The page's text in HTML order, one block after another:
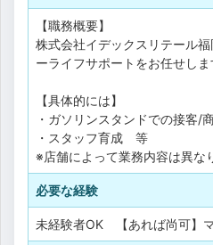
【職務概要】
株式会社イデックスリテール
ーライフサポートをお任せしま
【具体的には】
・ガソリンスタンドでの接客/
・スタッフ育成 等
※店舗によって業務内容は異な
必要な経験
未経験者OK 【あれば尚可】